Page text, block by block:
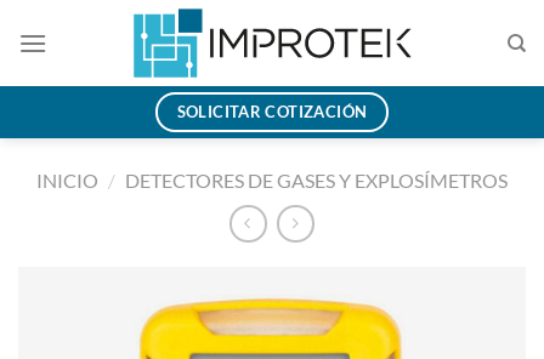
SOLICITAR COTIZACIÓN
INICIO / DETECTORES DE GASES Y EXPLOSÍMETROS